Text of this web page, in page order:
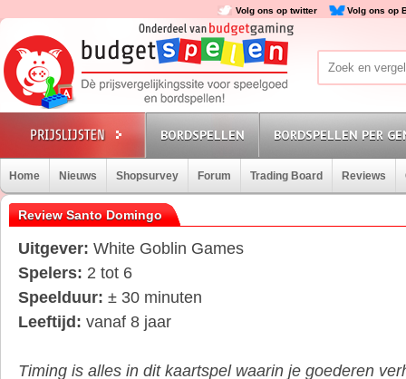
Volg ons op twitter Volg ons op
BORDSPELLEN BORDSPELLEN PER
Home Nieuws Shopsurvey Forum Trading Board Reviews
Review Santo Domingo
Uitgever: White Goblin Games
Spelers: 2 tot 6
Speelduur: ± 30 minuten
Leeftijd: vanaf 8 jaar
Timing is alles in dit kaartspel waarin je goederen